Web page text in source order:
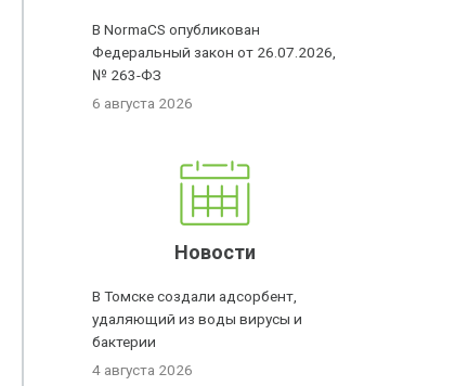
В NormaCS опубликован
Федеральный закон от 26.07.2026,
№ 263-ФЗ
6 августа 2026
Новости
В Томске создали адсорбент,
удаляющий из воды вирусы и
бактерии
4 августа 2026